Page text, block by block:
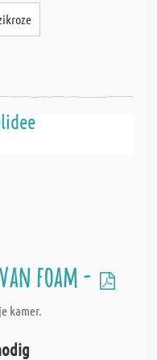
foam -
kamer.